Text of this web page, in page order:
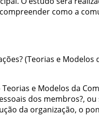
compreender como a
?(Teorias e Modelos
Teorias e Modelos da
dos membros?, ou
da organização, o